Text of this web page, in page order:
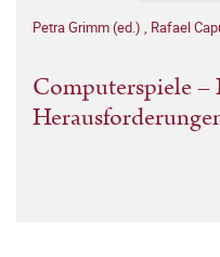
Petra Grimm (ed.) , Rafael
Computerspiele –